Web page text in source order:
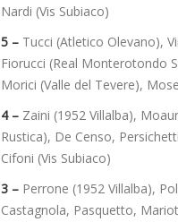
Nardi (Vis Subiaco)
5 – Tucci (Atletico Olevano),
Fiorucci (Real Monterotondo
Morici (Valle del Tevere),
4 – Zaini (1952 Villalba),
Rustica), De Censo,
Cifoni (Vis Subiaco)
3 – Perrone (1952 Villalba),
Castagnola, Pasquetto,